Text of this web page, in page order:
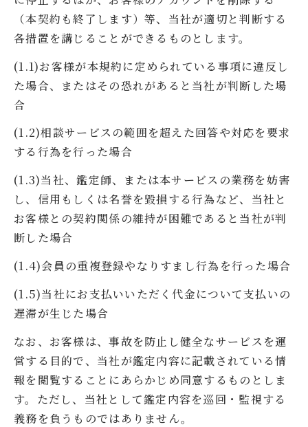
（本契約も終了します）等、当社が適切と判断する
各措置を講じることができるものとします。
(1.1)お客様が本規約に定められている事項に違反し
た場合、またはその恐れがあると当社が判断した場
合
(1.2)相談サービスの範囲を超えた回答や対応を要求
する行為を行った場合
(1.3)当社、鑑定師、または本サービスの業務を妨害
し、信用もしくは名誉を毀損する行為など、当社と
お客様との契約関係の維持が困難であると当社が判
断した場合
(1.4)会員の重複登録やなりすまし行為を行った場合
(1.5)当社にお支払いいただく代金について支払いの
遅滞が生じた場合
なお、お客様は、事故を防止し健全なサービスを運
営する目的で、当社が鑑定内容に記載されている情
報を閲覧することにあらかじめ同意するものとしま
す。ただし、当社として鑑定内容を巡回・監視する
義務を負うものではありません。